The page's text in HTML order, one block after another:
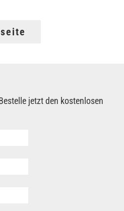
jetzt den kostenlosen